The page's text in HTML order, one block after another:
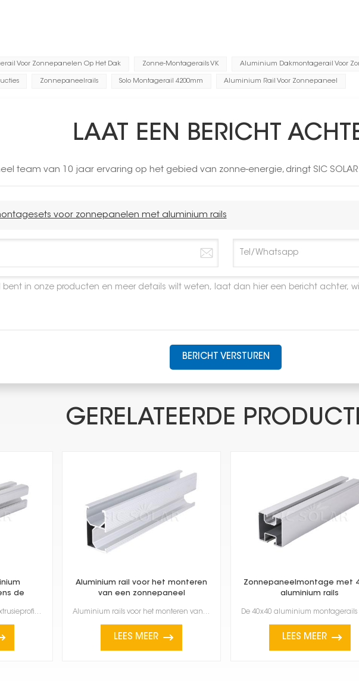
Voor Zonnepanelen Op Het Dak Zonne-Montagerails VK Aluminium Dakmontagerail Voor
Zonnepaneelrails Solo Montagerail 4200mm Aluminium Rail Voor Zonnepaneel
LAAT EEN BERICHT
team van 10 jaar ervaring op het gebied van zonne-energie, dringt SIC
voor zonnepanelen met aluminium rails
BERICHT VERSTUREN
GERELATEERDE
de
Het 4040 T-type aluminium extrusieprofiel, dat voldoet aan de Europese normen, is een zeer veelzijdi...
Aluminium rail voor het monteren
van een zonnepaneel
Aluminium rails voor het monteren van zonnepanelen zijn essentieel voor het plaatsen van zonnepanele...
LEES MEER
Zonnepaneelmontage met
aluminium rails
LEES MEER